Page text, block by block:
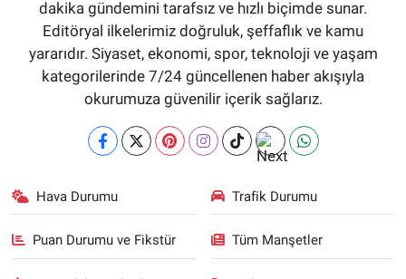
dakika gündemini tarafsız ve hızlı biçimde sunar.
Editöryal ilkelerimiz doğruluk, şeffaflık ve kamu
yararıdır. Siyaset, ekonomi, spor, teknoloji ve yaşam
kategorilerinde 7/24 güncellenen haber akışıyla
okurumuza güvenilir içerik sağlarız.
Hava Durumu Trafik Durumu
Puan Durumu ve Fikstür Tüm Manşetler